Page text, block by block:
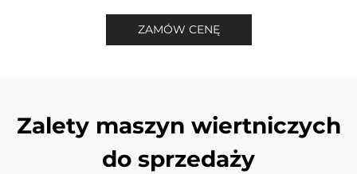
ZAMÓW CENĘ
Zalety maszyn wiertniczych
do sprzedaży